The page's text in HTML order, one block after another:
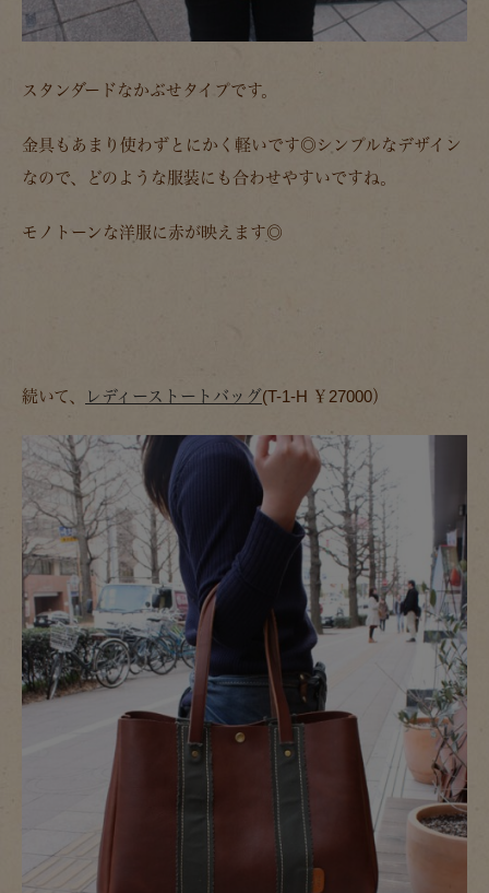
スタンダードなかぶせタイプです。
金具もあまり使わずとにかく軽いです◎シンプルなデザイン
なので、どのような服装にも合わせやすいですね。
モノトーンな洋服に赤が映えます◎
続いて、 レディーストートバッグ(T-1-H ￥27000）